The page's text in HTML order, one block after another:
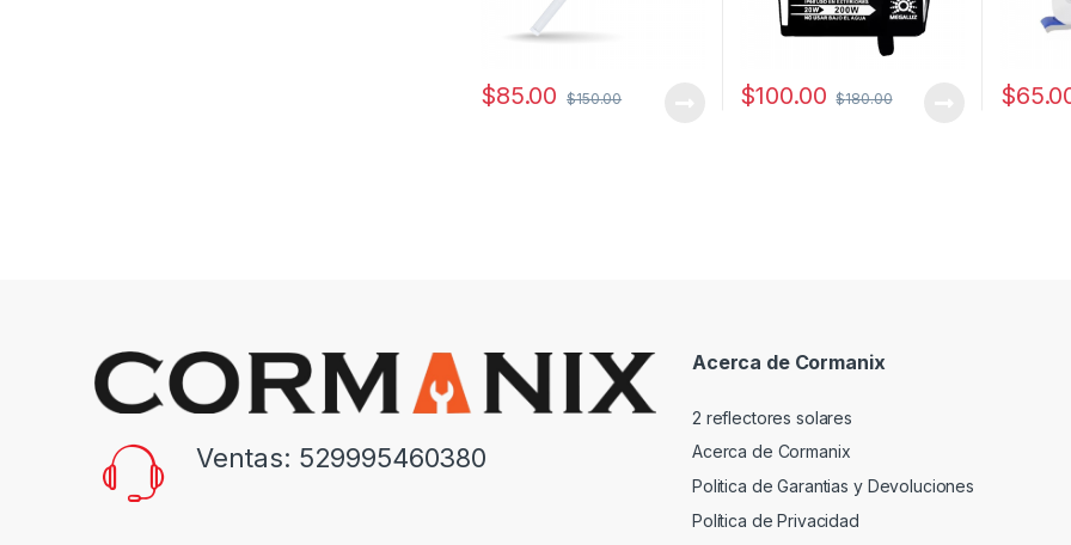
$85.00 $150.00 $100.00 $180.00 $
Ventas: 529995460380
Acerca de Cormanix
2 reflectores solares
Acerca de Cormanix
Politica de Garantias y Devoluciones
Política de Privacidad